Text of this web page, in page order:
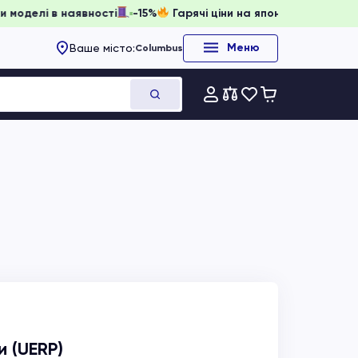
доки моделі в наявності -15% Гарячі ціни на
Ваше місто:Columbus Меню
(UERP)